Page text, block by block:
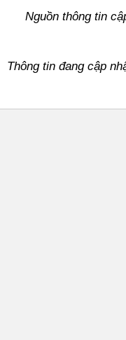
Nguồn thông tin
Thông tin đang cập